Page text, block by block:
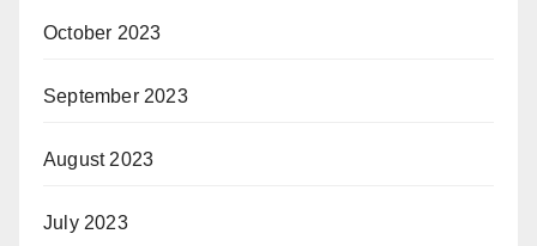
October 2023
September 2023
August 2023
July 2023